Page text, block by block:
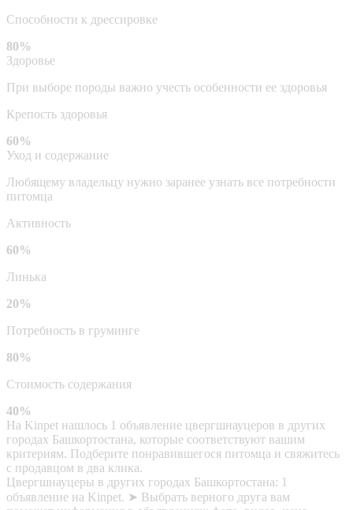
Способности к дрессировке
80%
Здоровье
При выборе породы важно учесть особенности ее здоровья
Крепость здоровья
60%
Уход и содержание
Любящему владельцу нужно заранее узнать все потребности
питомца
Активность
60%
Линька
20%
Потребность в груминге
80%
Стоимость содержания
40%
На Kinpet нашлось 1 объявление цвергшнауцеров в других
городах Башкортостана, которые соответствуют вашим
критериям. Подберите понравившегося питомца и свяжитесь
с продавцом в два клика.
Цвергшнауцеры в других городах Башкортостана: 1
объявление на Kinpet. ➤ Выбрать верного друга вам